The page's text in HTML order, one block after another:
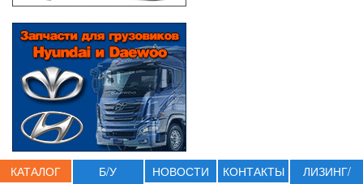
КАТАЛОГ
Б/У
НОВОСТИ КОНТАКТЫ
ЛИЗИНГ/